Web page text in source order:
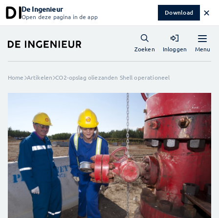
De Ingenieur
Open deze pagina in de app Download ✕
Menu
Zoeken Inloggen
Home Artikelen CO2-opslag oliezanden Shell operationeel